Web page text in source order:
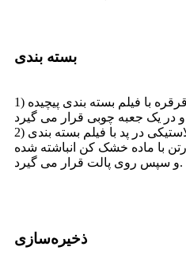
بسته بندی
1) فویل آلومینیومی پلاستیکی در قرقره با فیلم بسته بندی پیچیده
2) نوار آلومینیومی با روکش پلاستیکی در پد با فیلم بسته بندی
با ماده خشک کن انباشته شده
و سپس روی پالت قرار می گیرد.
ذخیره‌سازی